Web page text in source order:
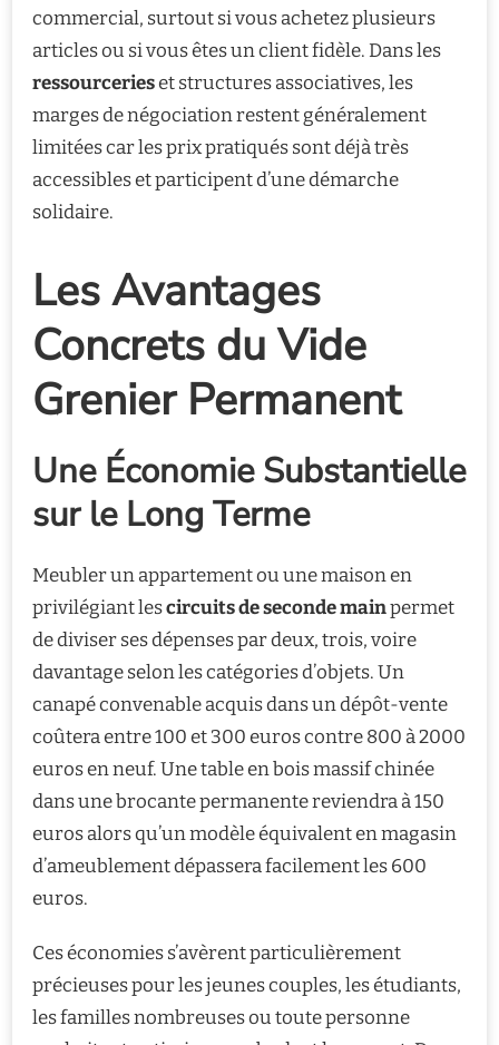
commercial, surtout si vous achetez plusieurs
articles ou si vous êtes un client fidèle. Dans les
ressourcerieset structures associatives, les
marges de négociation restent généralement
limitées car les prix pratiqués sont déjà très
accessibles et participent d’une démarche
solidaire.
Les Avantages
Concrets du Vide
Grenier Permanent
Une Économie Substantielle
sur le Long Terme
Meubler un appartement ou une maison en
privilégiant lescircuits de seconde mainpermet
de diviser ses dépenses par deux, trois, voire
davantage selon les catégories d’objets. Un
canapé convenable acquis dans un dépôt-vente
coûtera entre 100 et 300 euros contre 800 à 2000
euros en neuf. Une table en bois massif chinée
dans une brocante permanente reviendra à 150
euros alors qu’un modèle équivalent en magasin
d’ameublement dépassera facilement les 600
euros.
Ces économies s’avèrent particulièrement
précieuses pour les jeunes couples, les étudiants,
les familles nombreuses ou toute personne